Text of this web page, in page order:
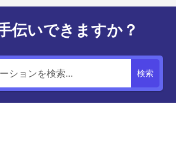
伝いできますか？
検索